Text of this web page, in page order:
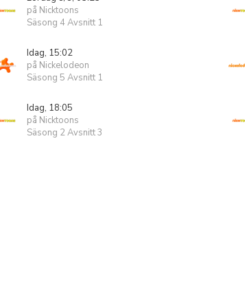
på Nicktoons
Säsong 4 Avsnitt 1
Idag, 15:02
på Nickelodeon
Säsong 5 Avsnitt 1
Idag, 18:05
på Nicktoons
Säsong 2 Avsnitt 3